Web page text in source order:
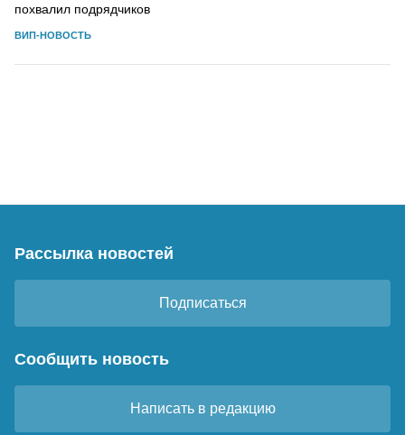
похвалил подрядчиков
ВИП-НОВОСТЬ
Рассылка новостей
Подписаться
Сообщить новость
Написать в редакцию